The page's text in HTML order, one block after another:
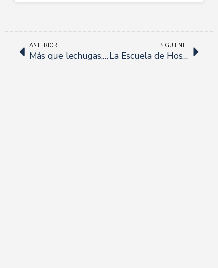
ANTERIOR
Más que lechugas, productores de hortalizas ecológicas certificadas.
SIGUIENTE
La Escuela de Hostelería Fundación Cruzcampo, galardonada por la Junta de Andalucía.